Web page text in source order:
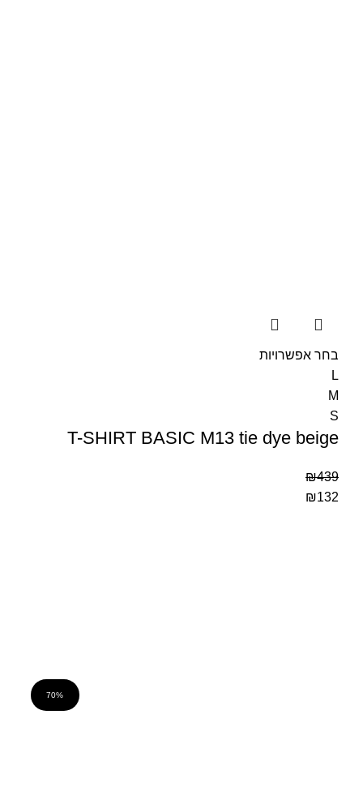
בחר אפשרויות
L
M
S
T-SHIRT BASIC M13 tie dye beige
₪439
₪132
70%